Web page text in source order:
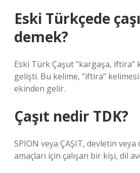
Eski Türkçede
demek?
Eski Türk Çaşut “kargaşa, iftira”
gelişti. Bu kelime, “iftira”
ekinden gelir.
Çaşıt nedir TDK?
SPION veya ÇAŞIT, devletin
amaçları için çalışan bir kişi, dil